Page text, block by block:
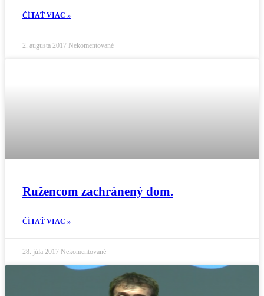
ČÍTAŤ VIAC »
2. augusta 2017 Nekomentované
Ružencom zachránený dom.
ČÍTAŤ VIAC »
28. júla 2017 Nekomentované